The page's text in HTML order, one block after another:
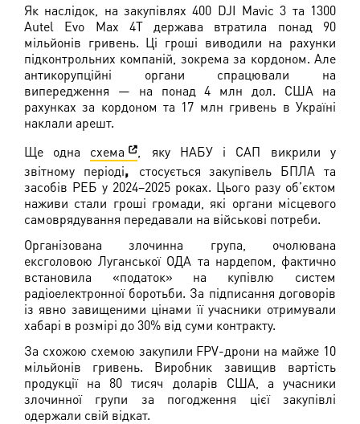
Як наслідок, на закупівлях 400 DJI Mavic 3 та 1300
Autel Evo Max 4T держава втратила понад 90
мільйонів гривень. Ці гроші виводили на рахунки
підконтрольних компаній, зокрема за кордоном. Але
антикорупційні органи спрацювали на
випередження — на понад 4 млн дол. США на
рахунках за кордоном та 17 млн гривень в Україні
наклали арешт.
Ще одна схема
яку НАБУ і САП викрили у
звітному періоді,
стосується закупівель БПЛА та
засобів РЕБ у 2024–2025 роках. Цього разу об’єктом
наживи стали гроші громади, які органи місцевого
самоврядування передавали на військові потреби.
Організована злочинна група, очолювана
ексголовою Луганської ОДА та нардепом, фактично
встановила «податок» на купівлю систем
радіоелектронної боротьби. За підписання договорів
із явно завищеними цінами її учасники отримували
хабарі в розмірі до 30% від суми контракту.
За схожою схемою закупили FPV-дрони на майже 10
мільйонів гривень. Виробник завищив вартість
продукції на 80 тисяч доларів США, а учасники
злочинної групи за погодження цієї закупівлі
одержали свій відкат.